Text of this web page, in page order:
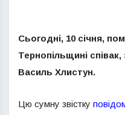
Сьогодні, 10 січня,
Тернопільщині
Василь Хлистун.
Цю сумну звістку